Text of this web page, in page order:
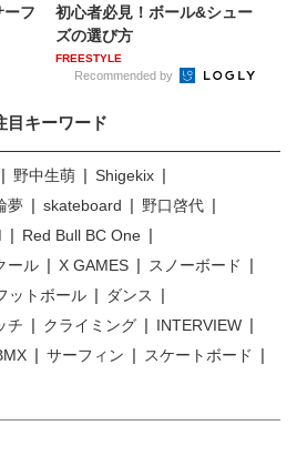
ーフ
初心者必見！ボール&シュー
ズの選び方
FREESTYLE
Recommended by
目キーワード
野中生萌
Shigekix
夢 skateboard
野口啓代
Red Bull BC One
ール X GAMES
スノーボード
ットボール
ダンス
チ クライミング
INTERVIEW
サーフィン
スケートボード